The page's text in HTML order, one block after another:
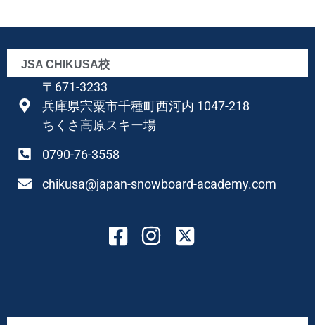
JSA CHIKUSA校
〒671-3233
兵庫県宍粟市千種町西河内 1047-218
ちくさ高原スキー場
0790-76-3558
chikusa@japan-snowboard-academy.com